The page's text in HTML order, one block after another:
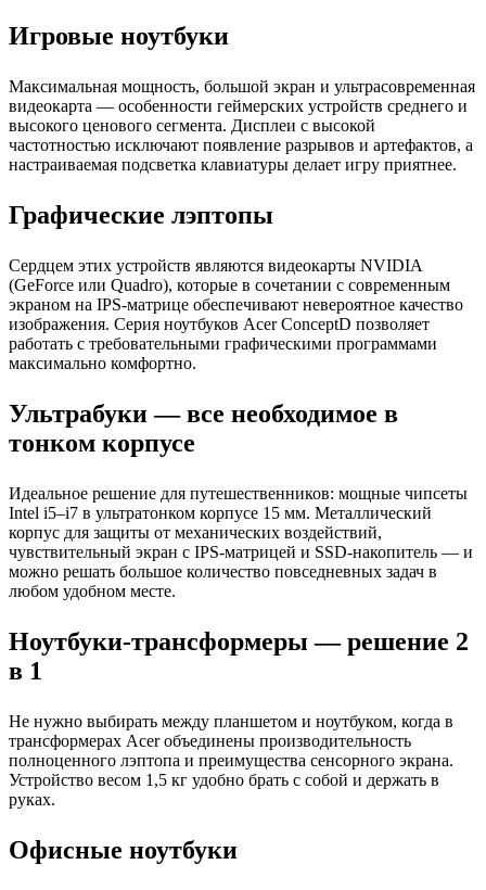
Игровые ноутбуки
Максимальная мощность, большой экран и ультрасовременная
видеокарта — особенности геймерских устройств среднего и
высокого ценового сегмента. Дисплеи с высокой
частотностью исключают появление разрывов и артефактов, а
настраиваемая подсветка клавиатуры делает игру приятнее.
Графические лэптопы
Сердцем этих устройств являются видеокарты NVIDIA
(GeForce или Quadro), которые в сочетании с современным
экраном на IPS-матрице обеспечивают невероятное качество
изображения. Серия ноутбуков Acer ConceptD позволяет
работать с требовательными графическими программами
максимально комфортно.
Ультрабуки — все необходимое в
тонком корпусе
Идеальное решение для путешественников: мощные чипсеты
Intel i5–i7 в ультратонком корпусе 15 мм. Металлический
корпус для защиты от механических воздействий,
чувствительный экран с IPS-матрицей и SSD-накопитель — и
можно решать большое количество повседневных задач в
любом удобном месте.
Ноутбуки-трансформеры — решение 2
в 1
Не нужно выбирать между планшетом и ноутбуком, когда в
трансформерах Acer объединены производительность
полноценного лэптопа и преимущества сенсорного экрана.
Устройство весом 1,5 кг удобно брать с собой и держать в
руках.
Офисные ноутбуки